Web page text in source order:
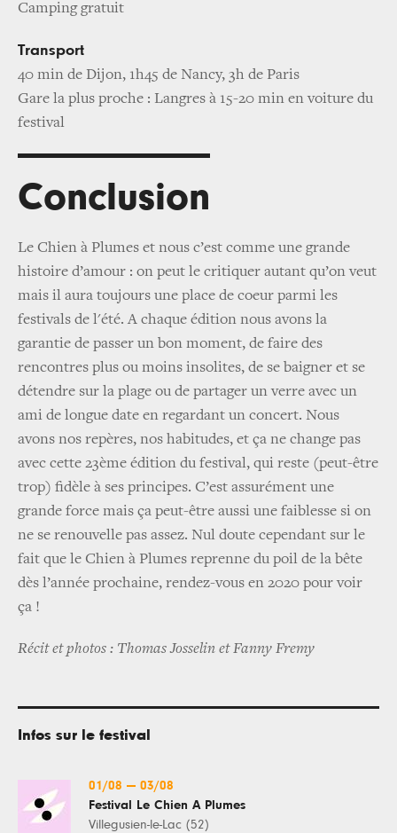
Camping gratuit
Transport
40 min de Dijon, 1h45 de Nancy, 3h de Paris
Gare la plus proche : Langres à 15-20 min en voiture du
festival
Conclusion
Le Chien à Plumes et nous c’est comme une grande
histoire d’amour : on peut le critiquer autant qu’on veut
mais il aura toujours une place de coeur parmi les
festivals de l'été. A chaque édition nous avons la
garantie de passer un bon moment, de faire des
rencontres plus ou moins insolites, de se baigner et se
détendre sur la plage ou de partager un verre avec un
ami de longue date en regardant un concert. Nous
avons nos repères, nos habitudes, et ça ne change pas
avec cette 23ème édition du festival, qui reste (peut-être
trop) fidèle à ses principes. C’est assurément une
grande force mais ça peut-être aussi une faiblesse si on
ne se renouvelle pas assez. Nul doute cependant sur le
fait que le Chien à Plumes reprenne du poil de la bête
dès l’année prochaine, rendez-vous en 2020 pour voir
ça !
Récit et photos : Thomas Josselin et Fanny Fremy
Infos sur le festival
01/08 — 03/08
Festival Le Chien À Plumes
Villegusien-le-Lac (52)